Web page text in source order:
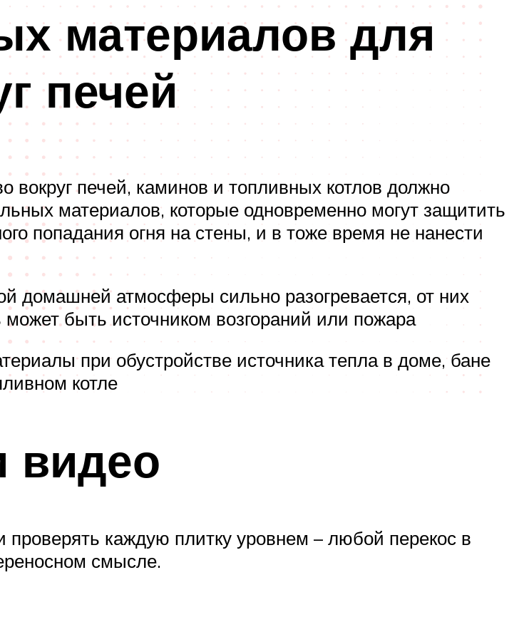
материалов для
печей
вокруг печей, каминов и топливных котлов должно
материалов, которые одновременно могут защитить
попадания огня на стены, и в тоже время не нанести
домашней атмосферы сильно разогревается, от них
быть источником возгораний или пожара
при обустройстве источника тепла в доме, бане
котле
видео
проверять каждую плитку уровнем – любой перекос в
смысле.